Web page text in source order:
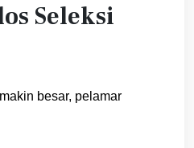
Seleksi
besar, pelamar